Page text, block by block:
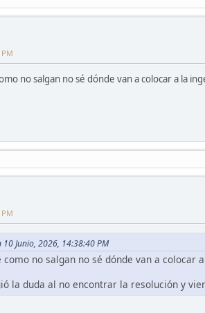
no salgan no sé dónde van a colocar a la
10 Junio, 2026, 14:38:40 PM
como no salgan no sé dónde van a
la duda al no encontrar la resolución y